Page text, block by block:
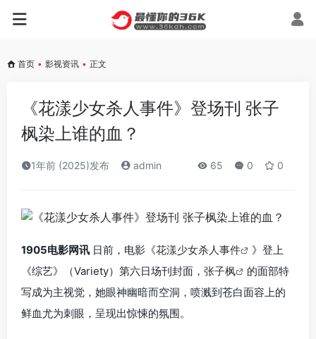
首页 • 影视资讯 • 正文
《花漾少女杀人事件》登场刊 张子
枫染上谁的血？
1年前 (2025)发布 admin 65 0 0
1905电影网讯 日前，电影《花漾少女杀人事件
》登上
《综艺》（Variety）第六日场刊封面， 张子枫
的面部特
写成为主视觉，她眼神幽暗而空洞，喷溅到苍白面容上的
鲜血尤为刺眼，呈现出惊悚的氛围。